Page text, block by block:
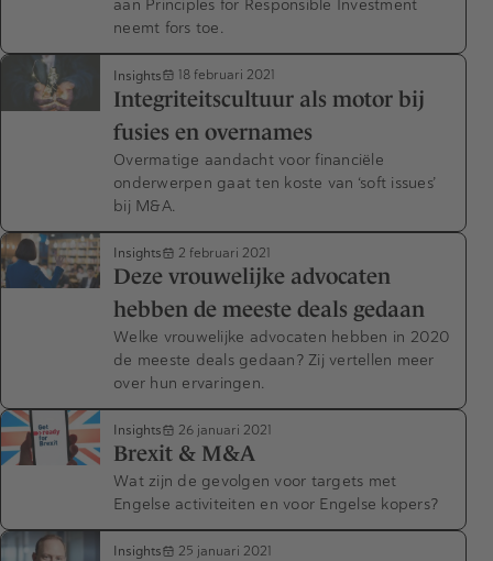
aan Principles for Responsible Investment
neemt fors toe.
Insights 18 februari 2021
Integriteitscultuur als motor bij
fusies en overnames
Overmatige aandacht voor financiële
onderwerpen gaat ten koste van ‘soft issues’
bij M&A.
Insights 2 februari 2021
Deze vrouwelijke advocaten
hebben de meeste deals gedaan
Welke vrouwelijke advocaten hebben in 2020
de meeste deals gedaan? Zij vertellen meer
over hun ervaringen.
Insights 26 januari 2021
Brexit & M&A
Wat zijn de gevolgen voor targets met
Engelse activiteiten en voor Engelse kopers?
Insights 25 januari 2021